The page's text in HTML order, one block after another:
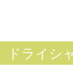
ドライシ